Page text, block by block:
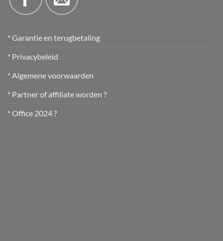
* Garantie en terugbetaling
* Privacybeleid
* Algemene voorwaarden
* Partner of affiliate worden ?
* Office 2024 ?